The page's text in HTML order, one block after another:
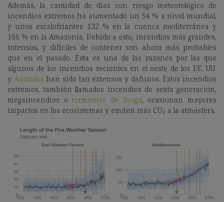
Además, la cantidad de días con riesgo meteorológico de
incendios extremos ha aumentado un 54 % a nivel mundial,
y unos escalofriantes 132 % en la cuenca mediterránea y
166 % en la Amazonía. Debido a esto, incendios más grandes,
intensos, y difíciles de contener son ahora más probables
que en el pasado. Esta es una de las razones por las que
algunos de los incendios recientes en el oeste de los EE. UU.
y Australia han sido tan extensos y dañinos. Estos incendios
extremos, también llamados incendios de sexta generación,
megaincendios o tormentas de fuego, ocasionan mayores
impactos en los ecosistemas y emiten más CO₂ a la atmósfera.